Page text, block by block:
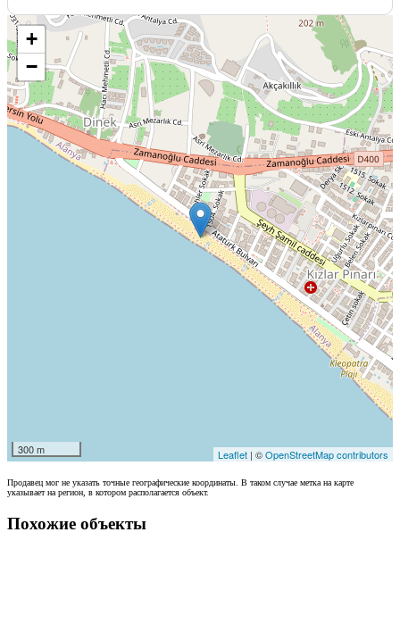
+
−
300 m Leaflet | ©OpenStreetMap contributors
Продавец мог не указать точные географические координаты. В таком случае метка на карте
указывает на регион, в котором располагается объект.
Похожие объекты